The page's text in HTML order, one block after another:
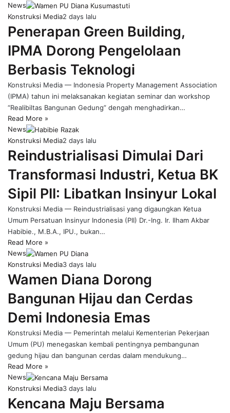
News
Konstruksi Media2 days lalu
Penerapan Green Building,
IPMA Dorong Pengelolaan
Berbasis Teknologi
Konstruksi Media — Indonesia Property Management Association
(IPMA) tahun ini melaksanakan kegiatan seminar dan workshop
“Realibiltas Bangunan Gedung” dengah menghadirkan…
Read More »
News
Konstruksi Media2 days lalu
Reindustrialisasi Dimulai Dari
Transformasi Industri, Ketua BK
Sipil PII: Libatkan Insinyur Lokal
Konstruksi Media — Reindustrialisasi yang digaungkan Ketua
Umum Persatuan Insinyur Indonesia (PII) Dr.-Ing. Ir. Ilham Akbar
Habibie., M.B.A., IPU., bukan…
Read More »
News
Konstruksi Media3 days lalu
Wamen Diana Dorong
Bangunan Hijau dan Cerdas
Demi Indonesia Emas
Konstruksi Media — Pemerintah melalui Kementerian Pekerjaan
Umum (PU) menegaskan kembali pentingnya pembangunan
gedung hijau dan bangunan cerdas dalam mendukung…
Read More »
News
Konstruksi Media3 days lalu
Kencana Maju Bersama